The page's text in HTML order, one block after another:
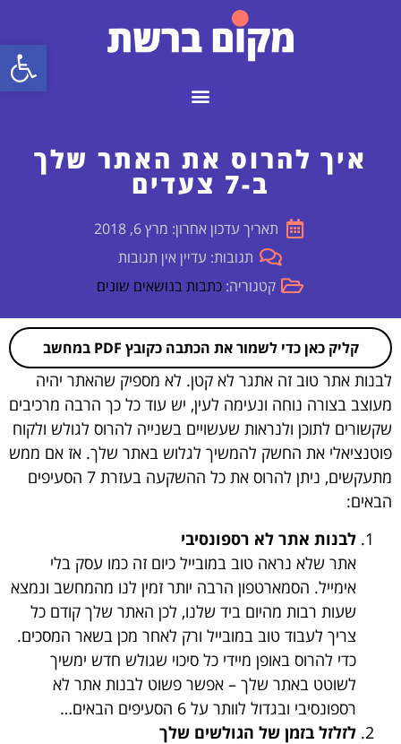
איך להרוס את האתר שלך
ב-7 צעדים
תאריך עדכון אחרון: מרץ 6, 2018
תגובות: עדיין אין תגובות
קטגוריה:כתבות בנושאים שונים
קליק כאן כדי לשמור את הכתבה כקובץ PDF במחשב
לבנות אתר טוב זה אתגר לא קטן. לא מספיק שהאתר יהיה
מעוצב בצורה נוחה ונעימה לעין, יש עוד כל כך הרבה מרכיבים
שקשורים לתוכן ולנראות שעשויים בשנייה להרוס לגולש ולקוח
פוטנציאלי את החשק להמשיך לגלוש באתר שלך. אז אם ממש
מתעקשים, ניתן להרוס את כל ההשקעה בעזרת 7 הסעיפים
הבאים:
לבנות אתר לא רספונסיבי
אתר שלא נראה טוב במובייל כיום זה כמו עסק בלי
אימייל. הסמארטפון הרבה יותר זמין לנו מהמחשב ונמצא
שעות רבות מהיום ביד שלנו, לכן האתר שלך קודם כל
צריך לעבוד טוב במובייל ורק לאחר מכן בשאר המסכים.
כדי להרוס באופן מיידי כל סיכוי שגולש חדש ימשיך
לשוטט באתר שלך – אפשר פשוט לבנות אתר לא
רספונסיבי ובגדול לוותר על 6 הסעיפים הבאים…
לזלזל בזמן של הגולשים שלך